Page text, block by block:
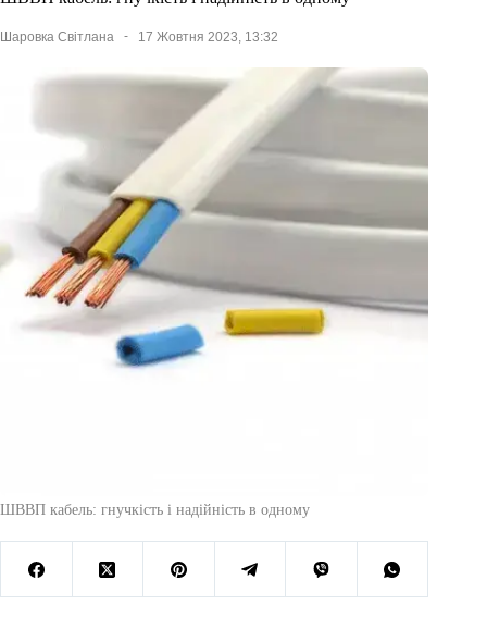
Шаровка Світлана 17 Жовтня 2023, 13:32
ШВВП кабель: гнучкість і надійність в одному